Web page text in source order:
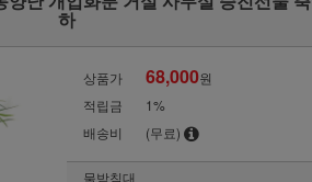
하
상품가 68,000원
적립금
1%
배송비
(무료)
물받침대